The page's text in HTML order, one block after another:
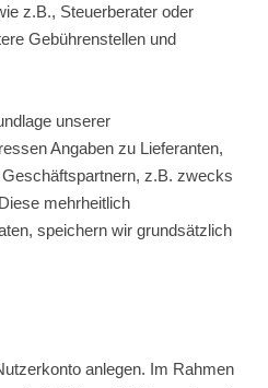
z.B., Steuerberater oder
Gebührenstellen und
unserer
Angaben zu Lieferanten,
z.B. zwecks
mehrheitlich
speichern wir grundsätzlich
anlegen. Im Rahmen